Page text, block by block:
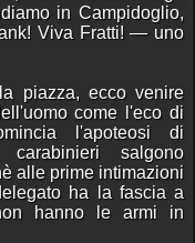
in Campidoglio,
Viva Fratti! — uno
piazza, ecco venire
come l'eco di
l'apoteosi di
carabinieri salgono
alle prime intimazioni
ha la fascia a
hanno le armi in